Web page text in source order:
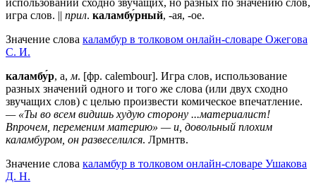
игра слов. || прил. каламбу́рный, -ая, -ое.
Значение слова каламбур в толковом онлайн-словаре Ожегова
C. И.
каламбу́р, а, м. [фр. calembour]. Игра слов, использование
разных значений одного и того же слова (или двух сходно
звучащих слов) с целью произвести комическое впечатление.
— «Ты во всем видишь худую сторону ...материалист!
Впрочем, переменим материю» — и, довольный плохим
каламбуром, он развеселился. Лрмнтв.
Значение слова каламбур в толковом онлайн-словаре Ушакова
Д. Н.